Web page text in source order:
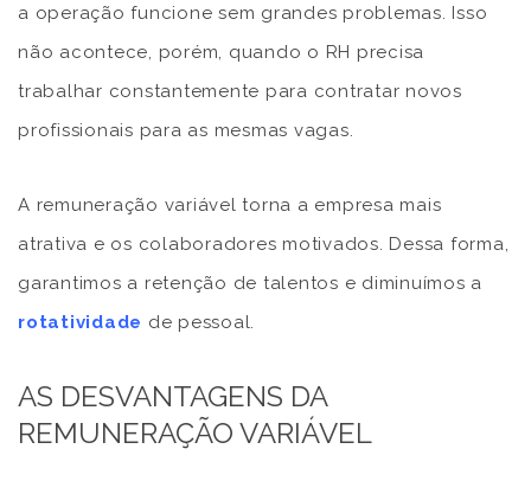
a operação funcione sem grandes problemas. Isso
não acontece, porém, quando o RH precisa
trabalhar constantemente para contratar novos
profissionais para as mesmas vagas.
A remuneração variável torna a empresa mais
atrativa e os colaboradores motivados. Dessa forma,
garantimos a retenção de talentos e diminuímos a
rotatividade de pessoal.
AS DESVANTAGENS DA
REMUNERAÇÃO VARIÁVEL